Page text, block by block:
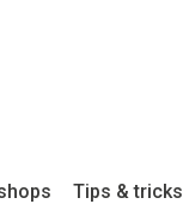
Tips & tricks